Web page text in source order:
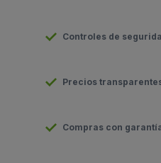
Controles de
Precios
Compras con